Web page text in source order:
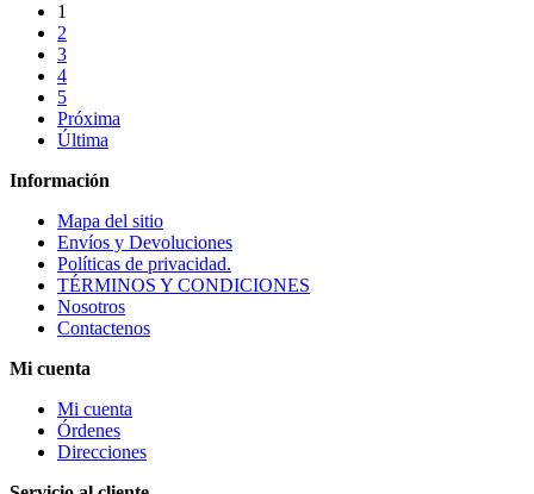
1
2
3
4
5
Próxima
Última
Información
Mapa del sitio
Envíos y Devoluciones
Políticas de privacidad.
TÉRMINOS Y CONDICIONES
Nosotros
Contactenos
Mi cuenta
Mi cuenta
Órdenes
Direcciones